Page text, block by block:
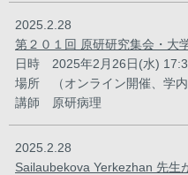
2025.2.28
第２０１回 原研研究集会・大
日時 2025年2月26日(水)
場所 （オンライン開催、学内
講師 原研病理
2025.2.28
Sailaubekova Yerkezhan 先生